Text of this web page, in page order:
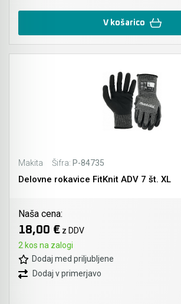
V košarico
Makita Šifra: P-84735
Delovne rokavice FitKnit ADV 7 št. XL
Naša cena:
18,00 € z DDV
2 kos na zalogi
Dodaj med priljubljene
Dodaj v primerjavo